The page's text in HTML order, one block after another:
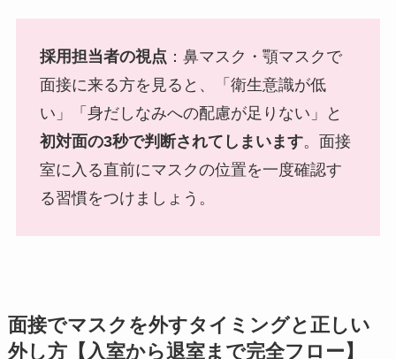
採用担当者の視点 ：鼻マスク・顎マスクで
面接に来る方を見ると、「衛生意識が低
い」「身だしなみへの配慮が足りない」と
初対面の3秒で判断されてしまいます。面接
室に入る直前にマスクの位置を一度確認す
る習慣をつけましょう。
面接でマスクを外すタイミングと正しい
外し方【入室から退室まで完全フロー】